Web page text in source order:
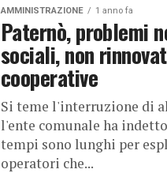
AMMINISTRAZIONE 1 anno fa
Paternò, problemi
sociali, non
cooperative
Si teme l'interruzione di
l'ente comunale ha
tempi sono lunghi per
operatori che...